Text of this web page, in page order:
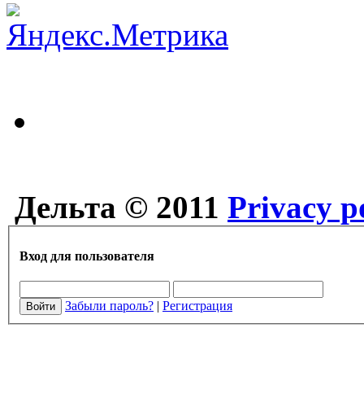
Дельта © 2011 Privacy
Вход для пользователя
Забыли пароль? | Регистрация